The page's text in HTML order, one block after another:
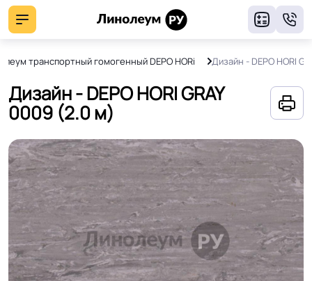
транспортный гомогенный DEPO HORi Дизайн - DEPO HORI
Дизайн - DEPO HORI GRAY
0009 (2.0 м)